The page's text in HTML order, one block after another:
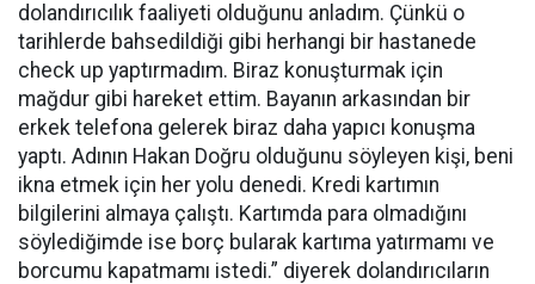
dolandırıcılık faaliyeti olduğunu anladım. Çünkü o
tarihlerde bahsedildiği gibi herhangi bir hastanede
check up yaptırmadım. Biraz konuşturmak için
mağdur gibi hareket ettim. Bayanın arkasından bir
erkek telefona gelerek biraz daha yapıcı konuşma
yaptı. Adının Hakan Doğru olduğunu söyleyen kişi, beni
ikna etmek için her yolu denedi. Kredi kartımın
bilgilerini almaya çalıştı. Kartımda para olmadığını
söylediğimde ise borç bularak kartıma yatırmamı ve
borcumu kapatmamı istedi.” diyerek dolandırıcıların